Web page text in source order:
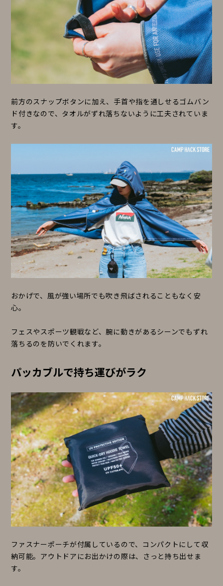
前方のスナップボタンに加え、手首や指を通しせるゴムバン
ド付きなので、タオルがずれ落ちないように工夫されていま
す。
おかげで、風が強い場所でも吹き飛ばされることもなく安
心。
フェスやスポーツ観戦など、腕に動きがあるシーンでもずれ
落ちるのを防いでくれます。
パッカブルで持ち運びがラク
ファスナーポーチが付属しているので、コンパクトにして収
納可能。アウトドアにお出かけの際は、さっと持ち出せま
す。